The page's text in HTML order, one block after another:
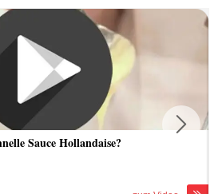
Sauce Hollandaise?